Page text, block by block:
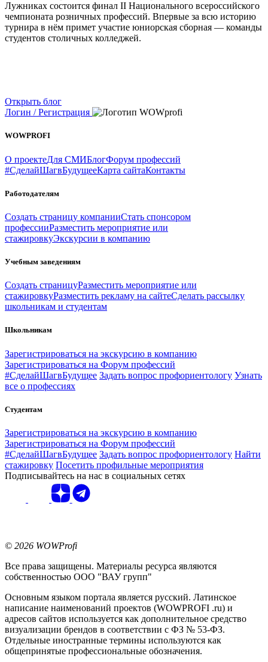
Лужниках состоится финал II Национального всероссийского
чемпионата розничных профессий. Впервые за всю историю
турнира в нём примет участие юниорская сборная — команды
студентов столичных колледжей.
Открыть блог
Логин / Регистрация
WOWPROFI
О проектеДля СМИБлогФорум профессий
#СделайШагвБудущееКарта сайтаКонтакты
Работодателям
Создать страницу компанииСтать спонсором
профессииРазместить мероприятие или
стажировкуЭкскурсии в компанию
Учебным заведениям
Создать страницуРазместить мероприятие или
стажировкуРазместить рекламу на сайтеСделать рассылку
школьникам и студентам
Школьникам
Зарегистрироваться на экскурсию в компанию
Зарегистрироваться на Форум профессий
#СделайШагвБудущее Задать вопрос профориентологу Узнать
все о профессиях
Студентам
Зарегистрироваться на экскурсию в компанию
Зарегистрироваться на Форум профессий
#СделайШагвБудущее Задать вопрос профориентологу Найти
стажировку Посетить профильные мероприятия
Подписывайтесь на нас в социальных сетях
© 2026 WOWProfi
Все права защищены. Материалы ресурса являются
собственностью ООО "ВАУ групп"
Основным языком портала является русский. Латинское
написание наименований проектов (WOWPROFI .ru) и
адресов сайтов используется как дополнительное средство
визуализации брендов в соответствии с ФЗ № 53-ФЗ.
Отдельные иностранные термины используются как
общепринятые профессиональные обозначения.